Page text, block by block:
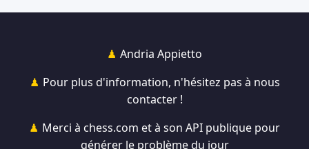
Andria Appietto
Pour plus d'information, n'hésitez pas à nous
contacter !
Merci à chess.com et à son API publique pour
générer le problème du jour